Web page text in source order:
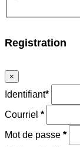
Registration
×
Identifiant*
Courriel *
Mot de passe *